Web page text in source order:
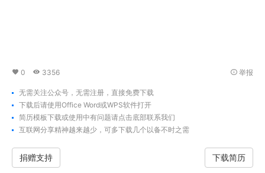
0 3356 举报
无需关注公众号，无需注册，直接免费下载
下载后请使用Office Word或WPS软件打开
简历模板下载或使用中有问题请点击底部联系我们
互联网分享精神越来越少，可多下载几个以备不时之需
捐赠支持 下载简历